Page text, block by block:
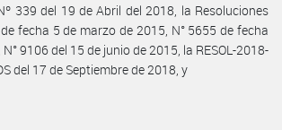
339 del 19 de Abril del 2018, la Resoluciones
fecha 5 de marzo de 2015, N° 5655 de fecha
9106 del 15 de junio de 2015, la RESOL-2018-
del 17 de Septiembre de 2018, y